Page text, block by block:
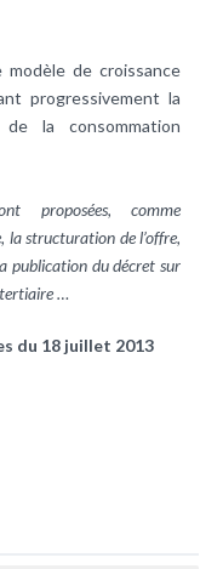
de croissance
progressivement la
la consommation
proposées, comme
la structuration de l’offre,
publication du décret sur
tertiaire …
du 18 juillet 2013